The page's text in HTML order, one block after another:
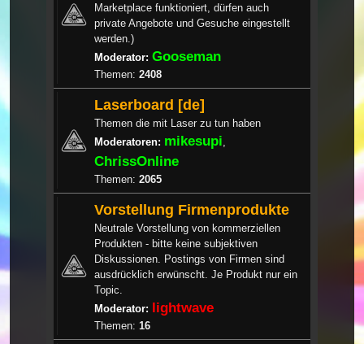
Marketplace funktioniert, dürfen auch
private Angebote und Gesuche eingestellt
werden.)
Moderator: Gooseman
Themen: 2408
Laserboard [de]
Themen die mit Laser zu tun haben
Moderatoren: mikesupi
ChrissOnline
Themen: 2065
Vorstellung Firmenprodukte
Neutrale Vorstellung von kommerziellen
Produkten - bitte keine subjektiven
Diskussionen. Postings von Firmen sind
ausdrücklich erwünscht. Je Produkt nur ein
Topic.
Moderator: lightwave
Themen: 16